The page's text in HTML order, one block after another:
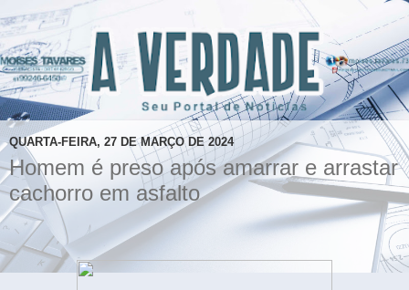
QUARTA-FEIRA, 27 DE MARÇO DE 2024
Homem é preso após amarrar e arrastar
cachorro em asfalto